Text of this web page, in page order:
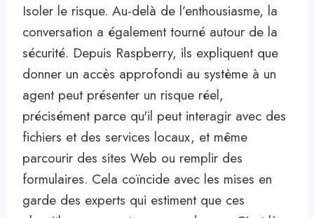
Isoler le risque. Au-delà de l’enthousiasme, la
conversation a également tourné autour de la
sécurité. Depuis Raspberry, ils expliquent que
donner un accès approfondi au système à un
agent peut présenter un risque réel,
précisément parce qu'il peut interagir avec des
fichiers et des services locaux, et même
parcourir des sites Web ou remplir des
formulaires. Cela coïncide avec les mises en
garde des experts qui estiment que ces